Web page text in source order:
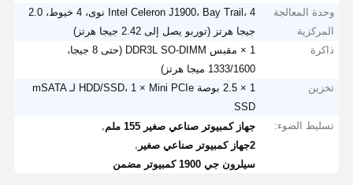
وحدة المعالجة
المركزية
Intel Celeron J1900، Bay Trail، 4 نوى، 4 خيوط، 2.0
جيجا هرتز (توربو يصل إلى 2.42 جيجا هرتز)
ذاكرة
1 × مقبس DDR3L SO-DIMM (حتى 8 جيجا،
1333/1600 ميجا هرتز)
تخزين
1 × 2.5 بوصة HDD/SSD، 1 × Mini PCIe لـ mSATA
SSD
تسليط الضوء:
جهاز كمبيوتر صناعي صغير 155 ملم
2جهاز كمبيوتر صناعي صغير
سيلرون جي 1900 كمبيوتر مضمن